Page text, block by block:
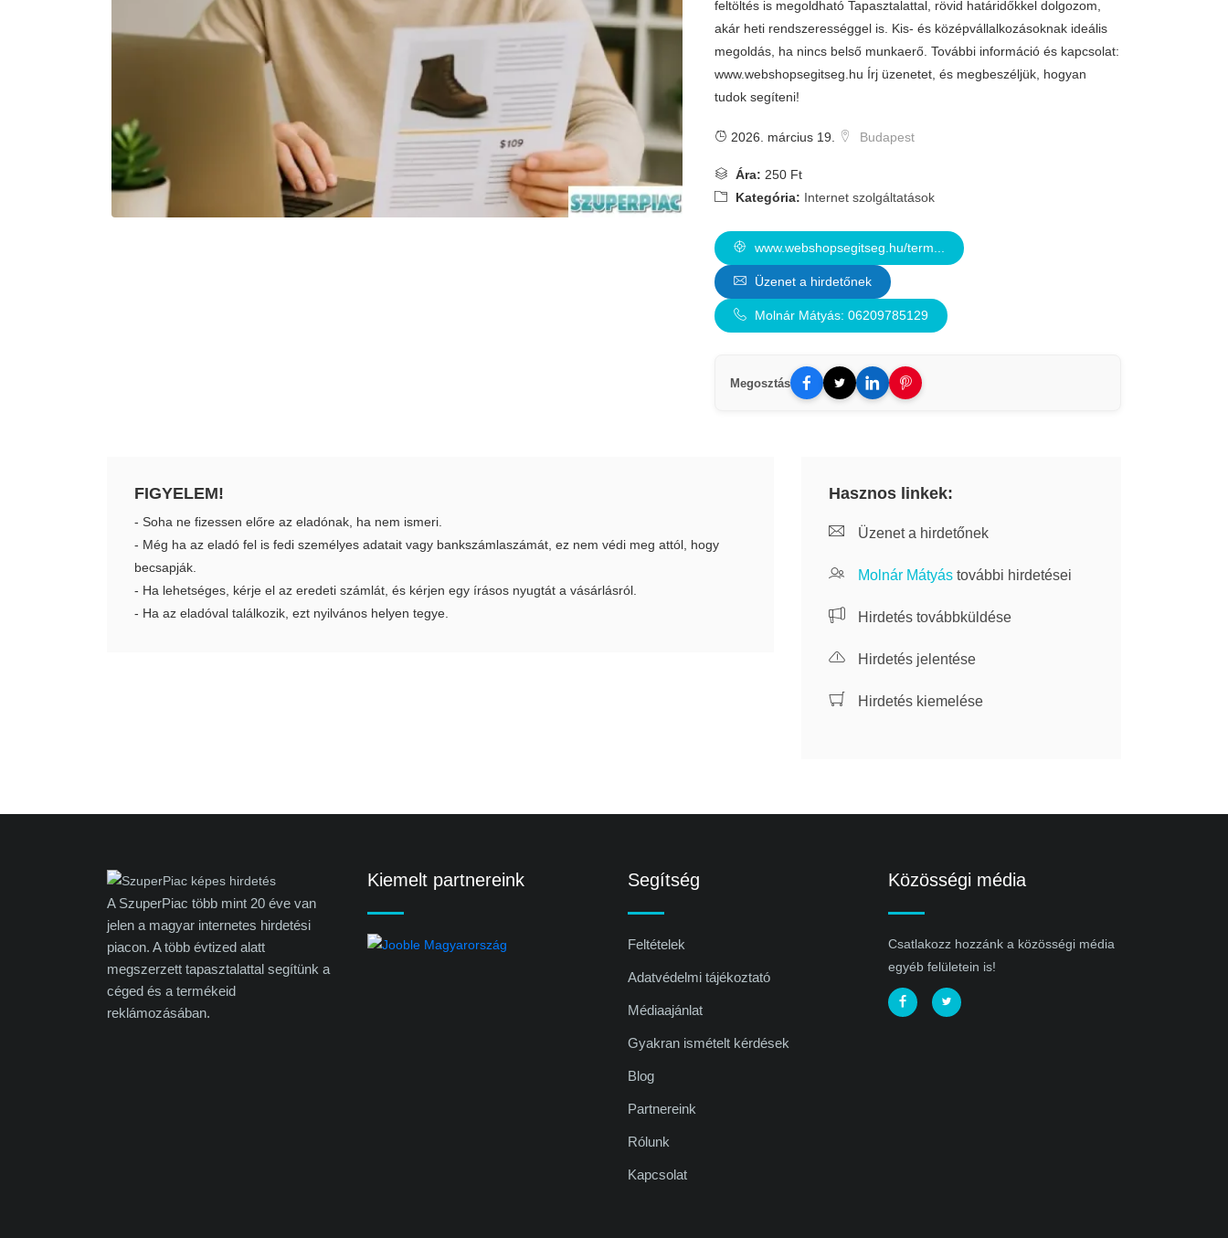
feltöltés is megoldható Tapasztalattal, rövid határidőkkel dolgozom,
akár heti rendszerességgel is. Kis- és középvállalkozásoknak ideális
megoldás, ha nincs belső munkaerő. További információ és kapcsolat:
www.webshopsegitseg.hu Írj üzenetet, és megbeszéljük, hogyan
tudok segíteni!
2026. március 19. Budapest
Ára: 250 Ft
Kategória: Internet szolgáltatások
www.webshopsegitseg.hu/term...
Üzenet a hirdetőnek
Molnár Mátyás: 06209785129
Megosztás
FIGYELEM!
- Soha ne fizessen előre az eladónak, ha nem ismeri.
- Még ha az eladó fel is fedi személyes adatait vagy bankszámlaszámát, ez nem védi meg attól, hogy
becsapják.
- Ha lehetséges, kérje el az eredeti számlát, és kérjen egy írásos nyugtát a vásárlásról.
- Ha az eladóval találkozik, ezt nyilvános helyen tegye.
Hasznos linkek:
Üzenet a hirdetőnek
Molnár Mátyás további hirdetései
Hirdetés továbbküldése
Hirdetés jelentése
Hirdetés kiemelése
A SzuperPiac több mint 20 éve van
jelen a magyar internetes hirdetési
piacon. A több évtized alatt
megszerzett tapasztalattal segítünk a
céged és a termékeid
reklámozásában.
Kiemelt partnereink Segítség
Feltételek
Adatvédelmi tájékoztató
Médiaajánlat
Gyakran ismételt kérdések
Blog
Partnereink
Rólunk
Kapcsolat
Közösségi média
Csatlakozz hozzánk a közösségi média
egyéb felületein is!